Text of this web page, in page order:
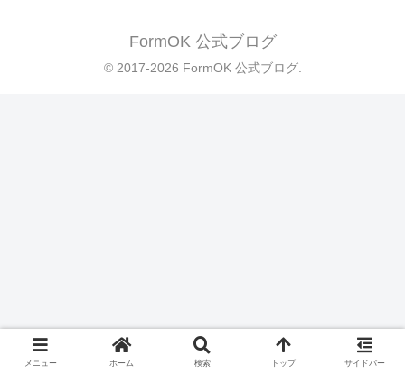
FormOK 公式ブログ
© 2017-2026 FormOK 公式ブログ.
メニュー ホーム 検索 トップ サイドバー